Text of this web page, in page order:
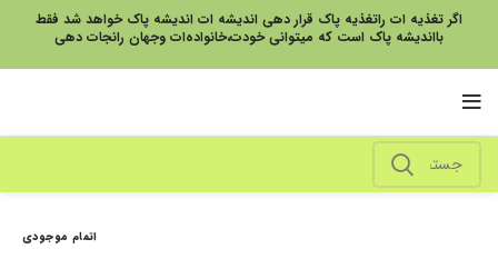
اگر تغذیه ات راتغذیه پاک قرار دهی اندیشه ات اندیشه پاک خواهد شد فقط
بااندیشه پاک است که میتوانی خودت،خانواده‌ات وجهان رانجات دهی
اتمام موجودی